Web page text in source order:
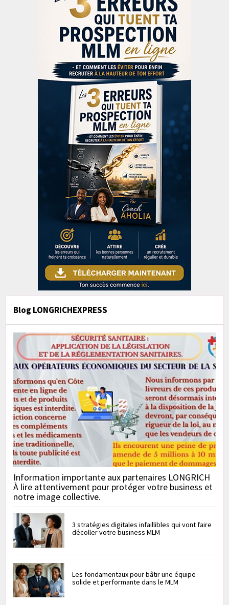
Blog LONGRICHEXPRESS
Information importante aux partenaires LONGRICH
À lire attentivement pour protéger votre business et
notre image collective.
3 stratégies digitales infaillibles qui vont faire
décoller votre business MLM
Les fondamentaux pour bâtir une équipe
solide et performante dans le MLM